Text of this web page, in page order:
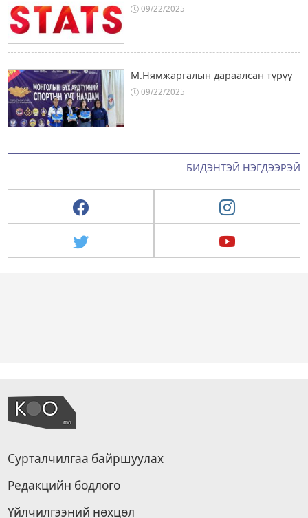
09/22/2025
М.Нямжаргалын дараалсан түрүү
09/22/2025
БИДЭНТЭЙ НЭГДЭЭРЭЙ
Сурталчилгаа байршуулах
Редакцийн бодлого
Үйлчилгээний нөхцөл